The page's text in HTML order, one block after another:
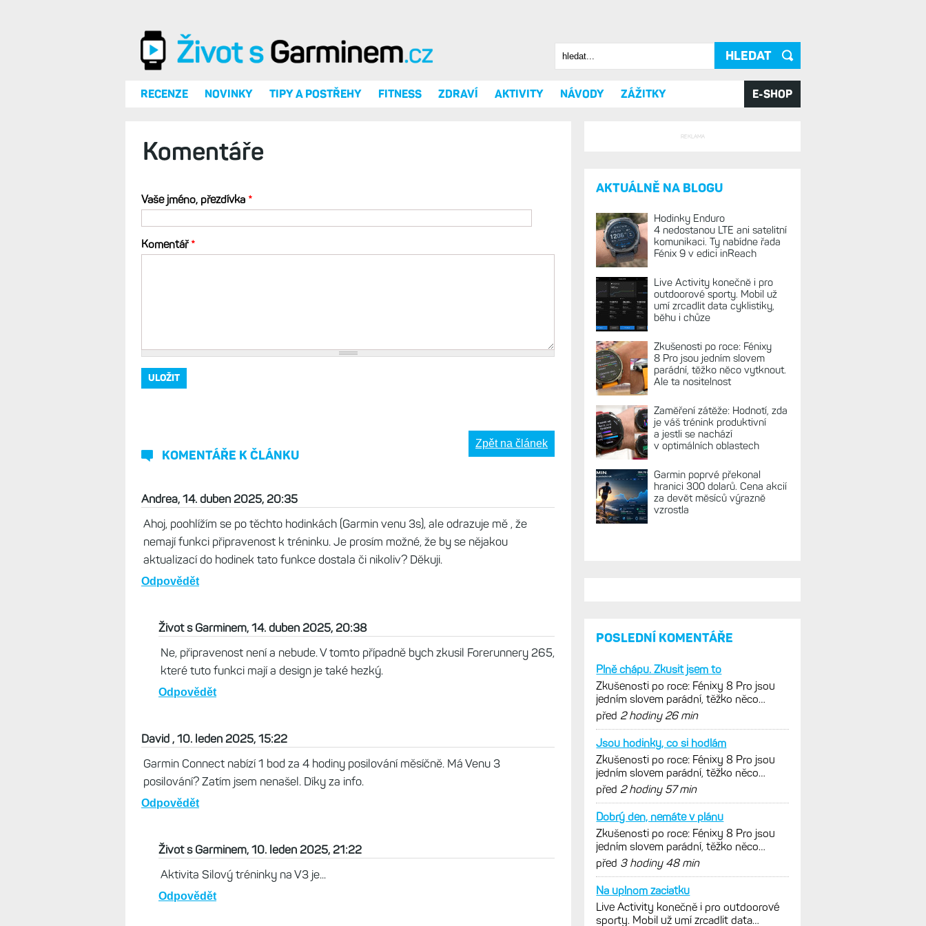
Vyhledávání
Hledat
RECENZE NOVINKY TIPY A POSTŘEHY FITNESS ZDRAVÍ AKTIVITY NÁVODY ZÁŽITKY E-SHOP
Komentáře
Vaše jméno, přezdívka *
Komentář*
KOMENTÁŘE K ČLÁNKU
Zpět na článek
Andrea, 14. duben 2025, 20:35
Ahoj, poohlížím se po těchto hodinkách (Garmin venu 3s), ale odrazuje mě , že
nemají funkci připravenost k tréninku. Je prosím možné, že by se nějakou
aktualizací do hodinek tato funkce dostala či nikoliv? Děkuji.
Odpovědět
Život s Garminem, 14. duben 2025, 20:38
Ne, připravenost není a nebude. V tomto případně bych zkusil Forerunnery 265,
které tuto funkci mají a design je také hezký.
Odpovědět
David , 10. leden 2025, 15:22
Garmin Connect nabízí 1 bod za 4 hodiny posilování měsíčně. Má Venu 3
posilování? Zatím jsem nenašel. Díky za info.
Odpovědět
Život s Garminem, 10. leden 2025, 21:22
Aktivita Silový tréninky na V3 je...
Odpovědět
REKLAMA
AKTUÁLNĚ NA BLOGU
Hodinky Enduro
4 nedostanou LTE ani satelitní
komunikaci. Ty nabídne řada
Fénix 9 v edici inReach
Live Activity konečně i pro
outdoorové sporty. Mobil už
umí zrcadlit data cyklistiky,
běhu i chůze
Zkušenosti po roce: Fénixy
8 Pro jsou jedním slovem
parádní, těžko něco vytknout.
Ale ta nositelnost
Zaměření zátěže: Hodnotí, zda
je váš trénink produktivní
a jestli se nachází
v optimálních oblastech
Garmin poprvé překonal
hranici 300 dolarů. Cena akcií
za devět měsíců výrazně
vzrostla
POSLEDNÍ KOMENTÁŘE
Plně chápu. Zkusit jsem to
Zkušenosti po roce: Fénixy 8 Pro jsou
jedním slovem parádní, těžko něco
vytknout. Ale ta nositelnost
před 2 hodiny 26 min
Jsou hodinky, co si hodlám
Zkušenosti po roce: Fénixy 8 Pro jsou
jedním slovem parádní, těžko něco
vytknout. Ale ta nositelnost
před 2 hodiny 57 min
Dobrý den, nemáte v plánu
Zkušenosti po roce: Fénixy 8 Pro jsou
jedním slovem parádní, těžko něco
vytknout. Ale ta nositelnost
před 3 hodiny 48 min
Na uplnom zaciatku
Live Activity konečně i pro outdoorové
sporty. Mobil už umí zrcadlit data